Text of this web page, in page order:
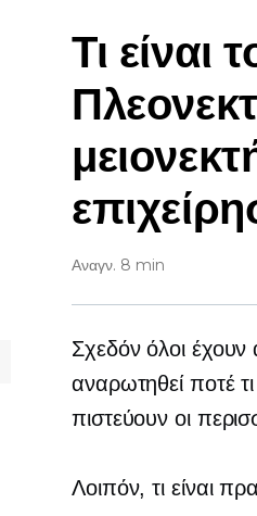
Τι είναι
Αναγν. 8 min
Σχεδόν όλοι έχουν
αναρωτηθεί ποτέ
πιστεύουν οι
Λοιπόν, τι είναι